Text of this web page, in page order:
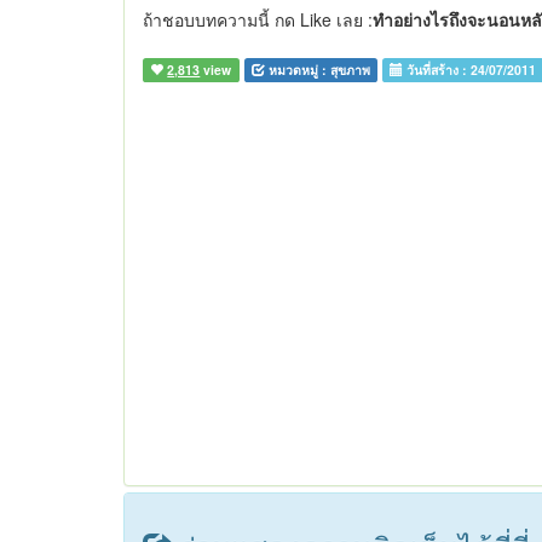
ถ้าชอบบทความนี้ กด Like เลย :ทำอย่างไรถึงจะนอนห
2,813 view หมวดหมู่ : สุขภาพ วันที่สร้าง :24/07/2011